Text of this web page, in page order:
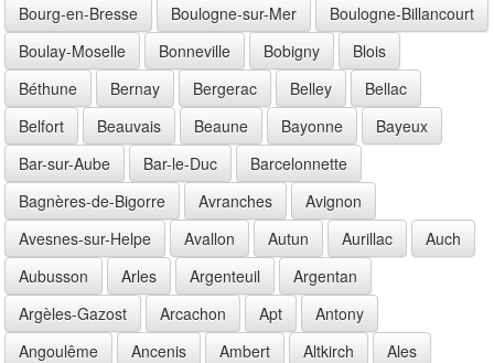
Bourg-en-Bresse
Boulogne-sur-Mer
Boulogne-Billancourt
Boulay-Moselle
Bonneville Bobigny
Blois
Béthune
Bernay Bergerac Belley
Bellac
Belfort
Beauvais Beaune Bayonne
Bayeux
Bar-sur-Aube
Bar-le-Duc
Barcelonnette
Bagnères-de-Bigorre
Avranches
Avignon
Avesnes-sur-Helpe
Avallon Autun Aurillac
Auch
Aubusson
Arles Argenteuil
Argentan
Argèles-Gazost
Arcachon Apt
Antony
Angoulême
Ancenis Ambert Altkirch
Ales